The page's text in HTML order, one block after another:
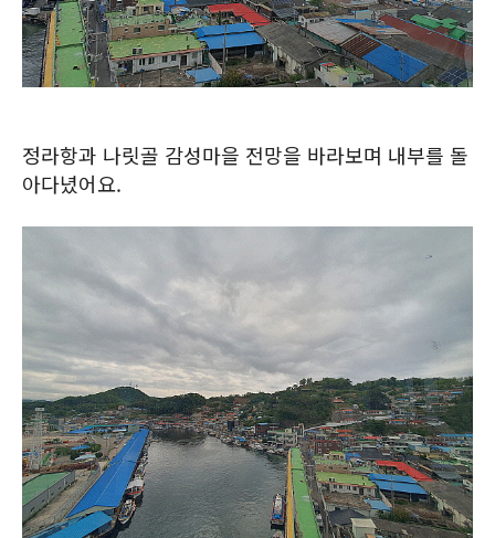
정라항과 나릿골 감성마을 전망을 바라보며 내부를 돌
아다녔어요.